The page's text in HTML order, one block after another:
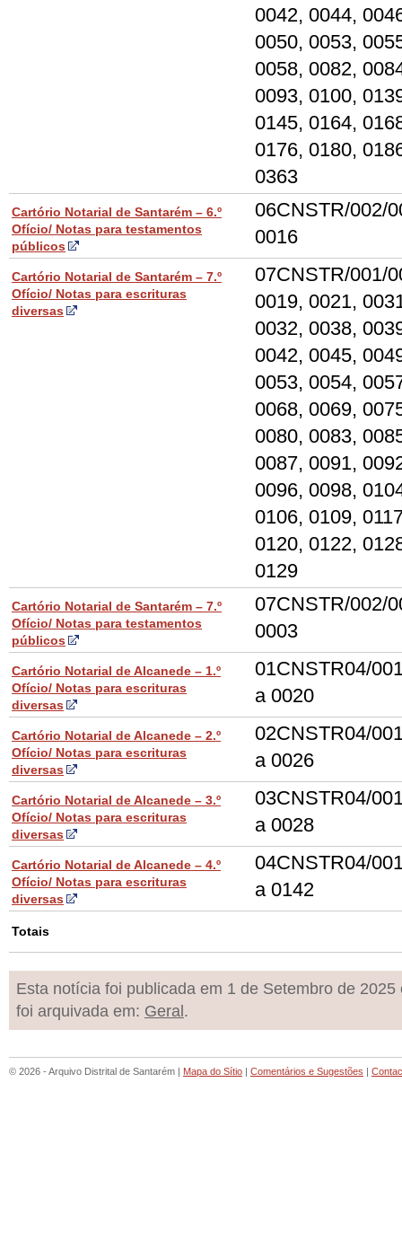
0042, 0044,
0050, 0053,
0058, 0082,
0093, 0100,
0145, 0164,
0176, 0180,
0363
Cartório Notarial de Santarém – 6.º
Ofício/ Notas para testamentos
públicos
06CNSTR/002/
0016
Cartório Notarial de Santarém – 7.º
Ofício/ Notas para escrituras
diversas
07CNSTR/001/
0019, 0021,
0032, 0038,
0042, 0045,
0053, 0054,
0068, 0069,
0080, 0083,
0087, 0091,
0096, 0098,
0106, 0109,
0120, 0122,
0129
Cartório Notarial de Santarém – 7.º
Ofício/ Notas para testamentos
públicos
07CNSTR/002/
0003
Cartório Notarial de Alcanede – 1.º
Ofício/ Notas para escrituras
diversas
01CNSTR04/
a 0020
Cartório Notarial de Alcanede – 2.º
Ofício/ Notas para escrituras
diversas
02CNSTR04/
a 0026
Cartório Notarial de Alcanede – 3.º
Ofício/ Notas para escrituras
diversas
03CNSTR04/
a 0028
Cartório Notarial de Alcanede – 4.º
Ofício/ Notas para escrituras
diversas
04CNSTR04/
a 0142
Totais
Esta notícia foi publicada em 1 de Setembro de 2025
foi arquivada em: Geral .
© 2026 - Arquivo Distrital de Santarém | Mapa do Sítio | Comentários e Sugestões |